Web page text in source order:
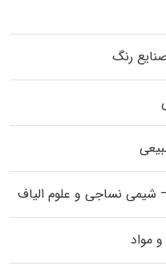
رنگ
نساجی و علوم الیاف
مواد